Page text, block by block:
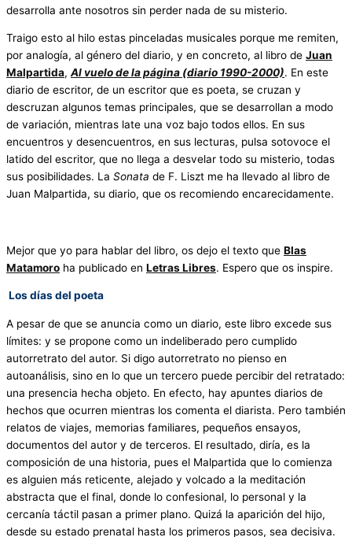
desarrolla ante nosotros sin perder nada de su misterio.
Traigo esto al hilo estas pinceladas musicales porque me remiten,
por analogía, al género del diario, y en concreto, al libro de Juan
Malpartida, Al vuelo de la página (diario 1990-2000). En este
diario de escritor, de un escritor que es poeta, se cruzan y
descruzan algunos temas principales, que se desarrollan a modo
de variación, mientras late una voz bajo todos ellos. En sus
encuentros y desencuentros, en sus lecturas, pulsa sotovoce el
latido del escritor, que no llega a desvelar todo su misterio, todas
sus posibilidades. La Sonata de F. Liszt me ha llevado al libro de
Juan Malpartida, su diario, que os recomiendo encarecidamente.
Mejor que yo para hablar del libro, os dejo el texto que Blas
Matamoro ha publicado en Letras Libres. Espero que os inspire.
Los días del poeta
A pesar de que se anuncia como un diario, este libro excede sus
límites: y se propone como un indeliberado pero cumplido
autorretrato del autor. Si digo autorretrato no pienso en
autoanálisis, sino en lo que un tercero puede percibir del retratado:
una presencia hecha objeto. En efecto, hay apuntes diarios de
hechos que ocurren mientras los comenta el diarista. Pero también
relatos de viajes, memorias familiares, pequeños ensayos,
documentos del autor y de terceros. El resultado, diría, es la
composición de una historia, pues el Malpartida que lo comienza
es alguien más reticente, alejado y volcado a la meditación
abstracta que el final, donde lo confesional, lo personal y la
cercanía táctil pasan a primer plano. Quizá la aparición del hijo,
desde su estado prenatal hasta los primeros pasos, sea decisiva.